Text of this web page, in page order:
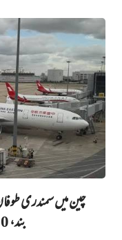
چین میں‌ سمندری
بند، 1300 پروازیں‌ منسوخ